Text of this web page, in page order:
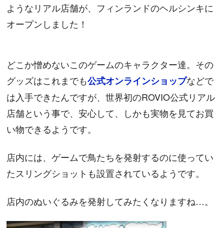
ようなリアル店舗が、フィンランドのヘルシンキに
オープンしました！
どこか憎めないこのゲームのキャラクター達。その
グッズはこれまでも公式オンラインショップなどで
は入手できたんですが、世界初のROVIO公式リアル
店舗という事で、安心して、しかも実物を見てお買
い物できるようです。
店内には、ゲームで鳥たちを発射するのに使ってい
たスリングショットも設置されているようです。
店内のぬいぐるみを発射してみたくなりますね…。